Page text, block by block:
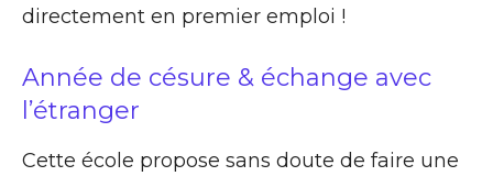
directement en premier emploi !
Année de césure & échange avec
l’étranger
Cette école propose sans doute de faire une